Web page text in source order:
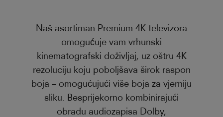
Naš asortiman Premium 4K televizora
omogućuje vam vrhunski
kinematografski doživljaj, uz oštru 4K
rezoluciju koju poboljšava širok raspon
boja – omogućujući više boja za vjerniju
sliku. Besprijekorno kombinirajući
obradu audiozapisa Dolby,